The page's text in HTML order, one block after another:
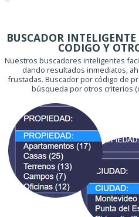
BUSCADOR
CODIGO Y
Nuestros buscadores inteligentes
dando resultados inmediatos,
frustadas. Buscador por código de
búsqueda por otros criterios